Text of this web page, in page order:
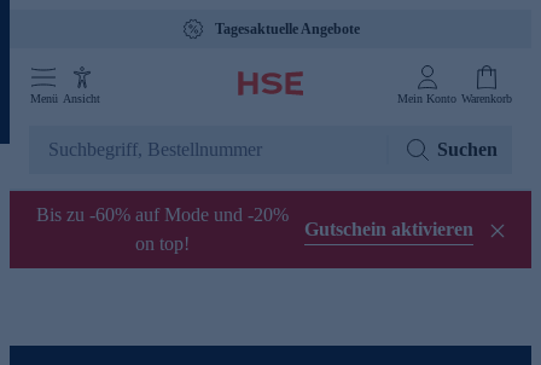
Tagesaktuelle Angebote
Menü Ansicht Mein Konto Warenkorb
Suchen
Bis zu -60% auf Mode und -20%
on top!
Gutschein aktivieren